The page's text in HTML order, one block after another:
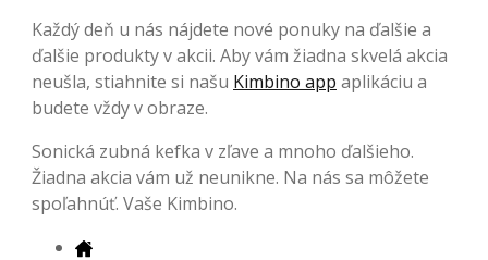
Každý deň u nás nájdete nové ponuky na ďalšie a
ďalšie produkty v akcii. Aby vám žiadna skvelá akcia
neušla, stiahnite si našu Kimbino app aplikáciu a
budete vždy v obraze.
Sonická zubná kefka v zľave a mnoho ďalšieho.
Žiadna akcia vám už neunikne. Na nás sa môžete
spoľahnúť. Vaše Kimbino.